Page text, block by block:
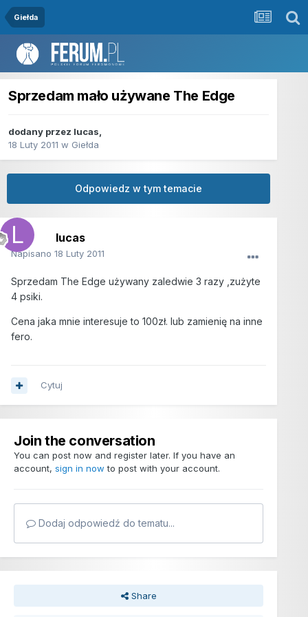
Giełda
Sprzedam mało używane The Edge
dodany przez lucas,
18 Luty 2011 w Giełda
Odpowiedz w tym temacie
lucas
Napisano 18 Luty 2011
Sprzedam The Edge używany zaledwie 3 razy ,zużyte
4 psiki.
Cena jaka mnie interesuje to 100zł. lub zamienię na inne
fero.
Cytuj
Join the conversation
You can post now and register later. If you have an
account, sign in now to post with your account.
Dodaj odpowiedź do tematu...
Share